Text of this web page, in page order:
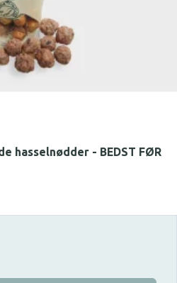
hasselnødder - BEDST FØR